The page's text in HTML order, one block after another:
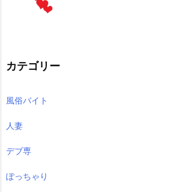
カテゴリー
風俗バイト
人妻
デブ専
ぽっちゃり